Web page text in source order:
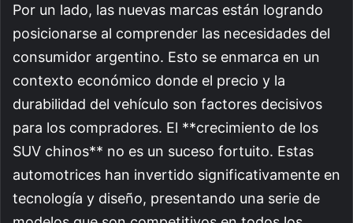
Por un lado, las nuevas marcas están logrando
posicionarse al comprender las necesidades del
consumidor argentino. Esto se enmarca en un
contexto económico donde el precio y la
durabilidad del vehículo son factores decisivos
para los compradores. El **crecimiento de los
SUV chinos** no es un suceso fortuito. Estas
automotrices han invertido significativamente en
tecnología y diseño, presentando una serie de